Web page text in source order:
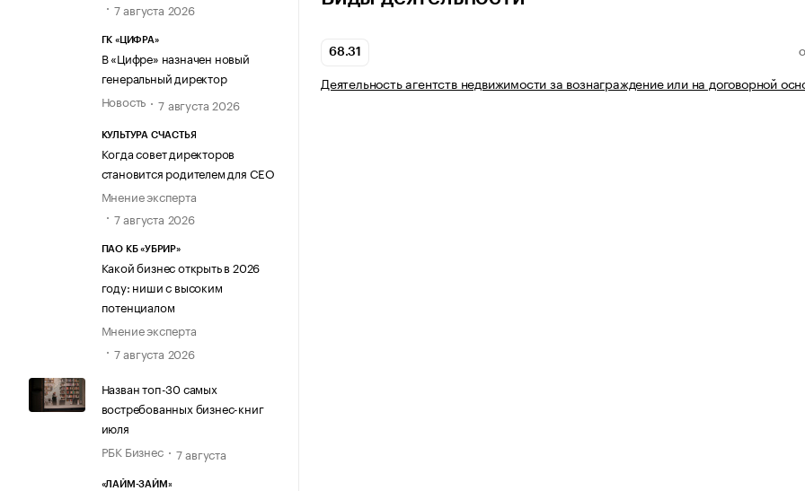
7 августа 2026
ГК «ЦИФРА»
В «Цифре» назначен новый
генеральный директор
Новость
7 августа 2026
КУЛЬТУРА СЧАСТЬЯ
Когда совет директоров
становится родителем для CEO
Мнение эксперта
7 августа 2026
ПАО КБ «УБРИР»
Какой бизнес открыть в 2026
году: ниши с высоким
потенциалом
Мнение эксперта
7 августа 2026
Назван топ-30 самых
востребованных бизнес-книг
июля
РБК Бизнес
7 августа
«ЛАЙМ-ЗАЙМ»
68.31
Деятельность агентств недвижимости за вознаграждение или на договорной